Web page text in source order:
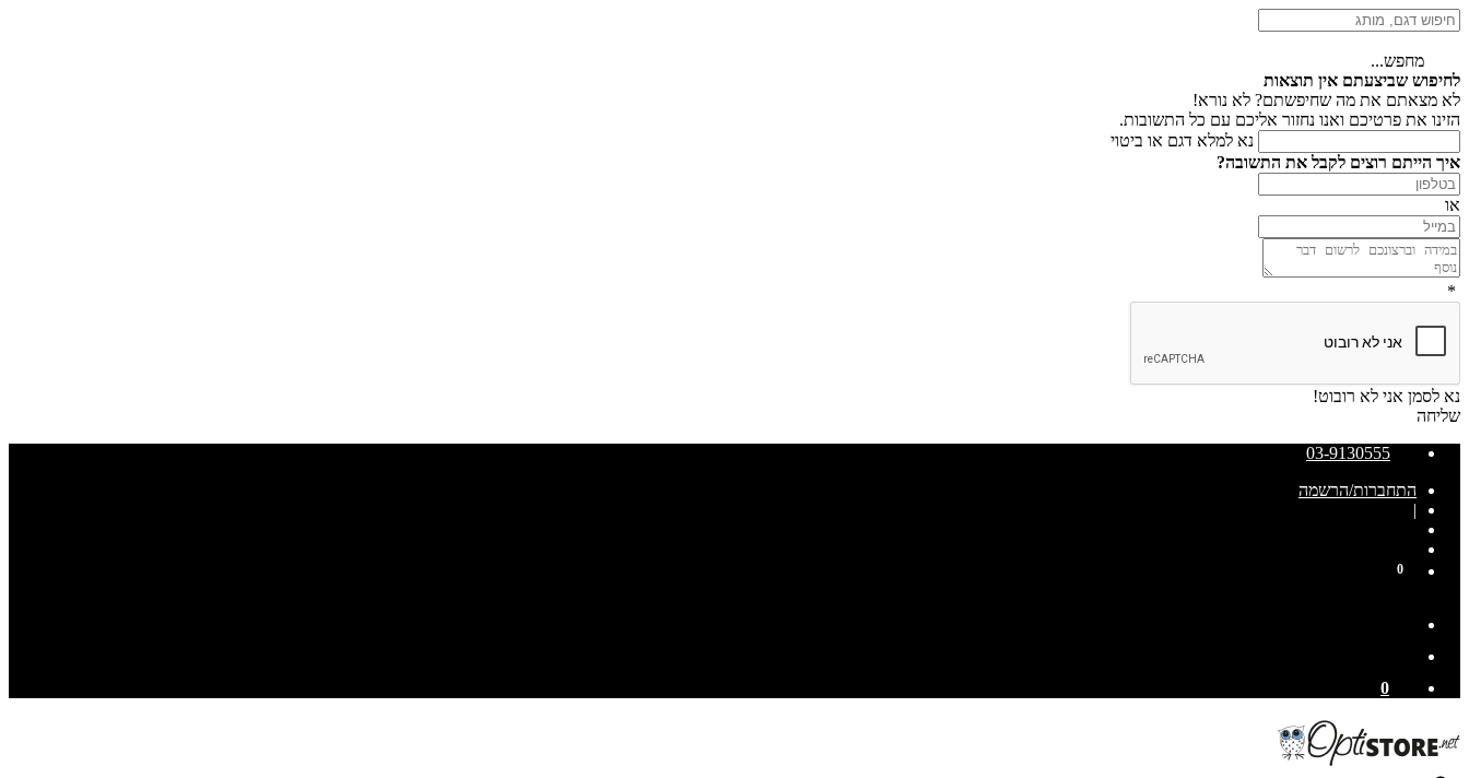
מחפש...
לחיפוש שביצעתם אין תוצאות
לא מצאתם את מה שחיפשתם? לא נורא!
הזינו את פרטיכם ואנו נחזור אליכם עם כל התשובות.
נא למלא דגם או ביטוי
איך הייתם רוצים לקבל את התשובה?
או
*
נא לסמן אני לא רובוט!
שליחה
03-9130555
התחברות/הרשמה
|
0
0